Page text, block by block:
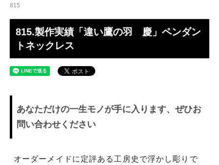
815
815.製作実績「違い鷹の羽 慶」ペンダン
トネックレス
あなただけの一生モノが手に入ります、ぜひお
問い合わせください
オーダーメイドに定評ある工房史で浮かし彫りで